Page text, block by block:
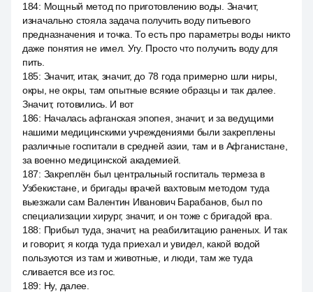
184: Мощный метод по приготовлению воды. Значит,
изначально стояла задача получить воду питьевого
предназначения и точка. То есть про параметры воды никто
даже понятия не имел. Угу. Просто что получить воду для
пить.
185: Значит, итак, значит, до 78 года примерно шли ниры,
окры, не окры, там опытные всякие образцы и так далее.
Значит, готовились. И вот
186: Началась афганская эпопея, значит, и за ведущими
нашими медицинскими учреждениями были закреплены
различные госпитали в средней азии, там и в Афганистане,
за военно медицинской академией.
187: Закреплён был центральный госпиталь термеза в
Узбекистане, и бригады врачей вахтовым методом туда
выезжали сам Валентин Иванович Барабанов, был по
специализации хирург, значит, и он тоже с бригадой вра.
188: Прибыл туда, значит, на реабилитацию раненых. И так
и говорит, я когда туда приехал и увидел, какой водой
пользуются из там и животные, и люди, там же туда
сливается все из гос.
189: Ну, далее.